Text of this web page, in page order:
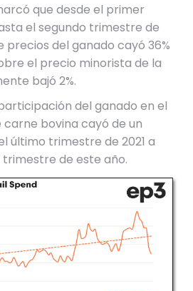
que desde el primer
el segundo trimestre de
precios del ganado cayó 36%
el precio minorista de la
bajó 2%.
del ganado en el
bovina cayó de un
último trimestre de 2021 a
trimestre de este año.